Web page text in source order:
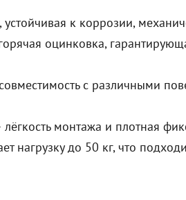
к коррозии,
оцинковка,
с различными
монтажа и плотная
нагрузку до 50 кг, что